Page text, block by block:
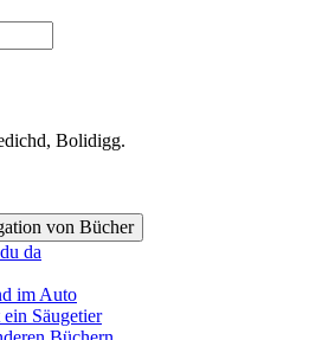
Bolidigg.
von Bücher
da
im Auto
Säugetier